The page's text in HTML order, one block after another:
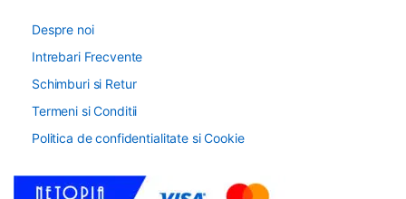
Despre noi
Intrebari Frecvente
Schimburi si Retur
Termeni si Conditii
Politica de confidentialitate si Cookie